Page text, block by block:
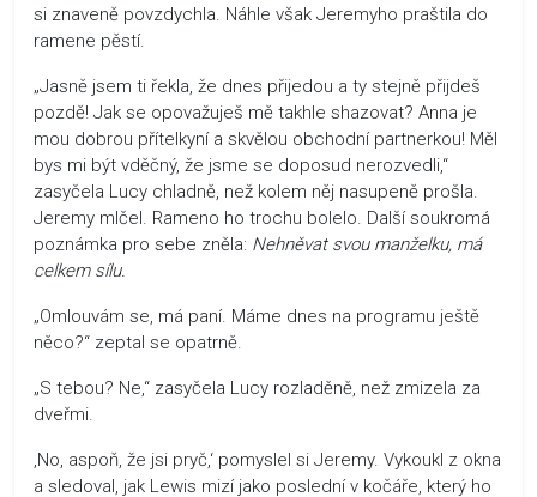
si znaveně povzdychla. Náhle však Jeremyho praštila do
ramene pěstí.
„Jasně jsem ti řekla, že dnes přijedou a ty stejně přijdeš
pozdě! Jak se opovažuješ mě takhle shazovat? Anna je
mou dobrou přítelkyní a skvělou obchodní partnerkou! Měl
bys mi být vděčný, že jsme se doposud nerozvedli,“
zasyčela Lucy chladně, než kolem něj nasupeně prošla.
Jeremy mlčel. Rameno ho trochu bolelo. Další soukromá
poznámka pro sebe zněla: Nehněvat svou manželku, má
celkem sílu.
„Omlouvám se, má paní. Máme dnes na programu ještě
něco?“ zeptal se opatrně.
„S tebou? Ne,“ zasyčela Lucy rozladěně, než zmizela za
dveřmi.
‚No, aspoň, že jsi pryč,‘ pomyslel si Jeremy. Vykoukl z okna
a sledoval, jak Lewis mizí jako poslední v kočáře, který ho